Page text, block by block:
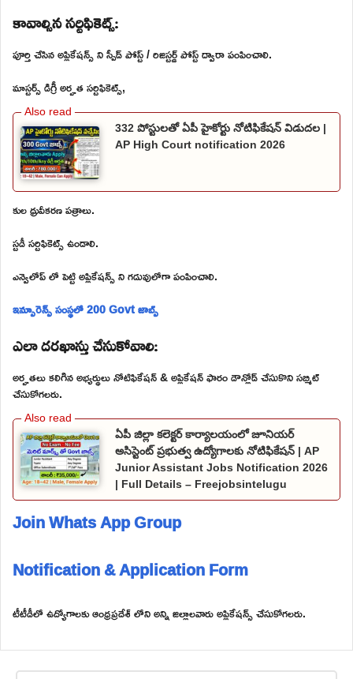
కావాల్సిన సర్టిఫికెట్స్:
పూర్తి చేసిన అప్లికేషన్స్ ని స్పీడ్ పోస్ట్ / రిజిస్టర్డ్ పోస్ట్ ద్వారా పంపించాలి.
మాస్టర్స్ డిగ్రీ అర్హత సర్టిఫికెట్స్,
332 పోస్టులతో ఏపీ హైకోర్టు నోటిఫికేషన్ విడుదల |
AP High Court notification 2026
కుల ధ్రువీకరణ పత్రాలు.
స్టడీ సర్టిఫికెట్స్ ఉండాలి.
ఎన్వెలోప్ లో పెట్టి అప్లికేషన్స్ ని గడువులోగా పంపించాలి.
ఇన్సూరెన్స్ సంస్థలో 200 Govt జాబ్స్
ఎలా దరఖాస్తు చేసుకోవాలి:
అర్హతలు కలిగిన అభ్యర్థులు నోటిఫికేషన్ & అప్లికేషన్ ఫారం డౌన్లోడ్ చేసుకొని సబ్మిట్
చేసుకోగలరు.
ఏపీ జిల్లా కలెక్టర్ కార్యాలయంలో జూనియర్
అసిస్టెంట్ ప్రభుత్వ ఉద్యోగాలకు నోటిఫికేషన్ | AP
Junior Assistant Jobs Notification 2026
| Full Details – Freejobsintelugu
Join Whats App Group
Notification & Application Form
టీటీడీలో ఉద్యోగాలకు ఆంధ్రప్రదేశ్ లోని అన్ని జిల్లాలవారు అప్లికేషన్స్ చేసుకోగలరు.